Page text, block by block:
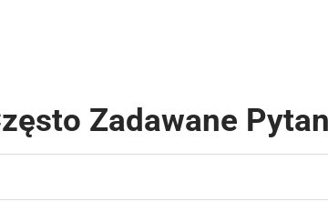
Zadawane